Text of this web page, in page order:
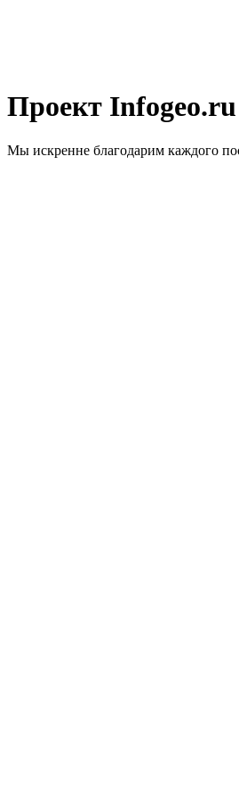
Проект
Мы искренне благодарим каждого